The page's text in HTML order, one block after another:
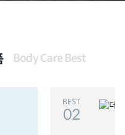
Body Care Best
BEST
02